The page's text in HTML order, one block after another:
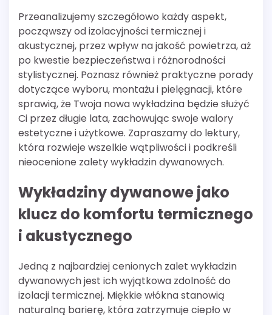
Przeanalizujemy szczegółowo każdy aspekt,
począwszy od izolacyjności termicznej i
akustycznej, przez wpływ na jakość powietrza, aż
po kwestie bezpieczeństwa i różnorodności
stylistycznej. Poznasz również praktyczne porady
dotyczące wyboru, montażu i pielęgnacji, które
sprawią, że Twoja nowa wykładzina będzie służyć
Ci przez długie lata, zachowując swoje walory
estetyczne i użytkowe. Zapraszamy do lektury,
która rozwieje wszelkie wątpliwości i podkreśli
nieocenione zalety wykładzin dywanowych.
Wykładziny dywanowe jako
klucz do komfortu termicznego
i akustycznego
Jedną z najbardziej cenionych zalet wykładzin
dywanowych jest ich wyjątkowa zdolność do
izolacji termicznej. Miękkie włókna stanowią
naturalną barierę, która zatrzymuje ciepło w